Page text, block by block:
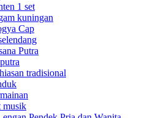
1 set
kuningan
Cap
Putra
tradisional
musik